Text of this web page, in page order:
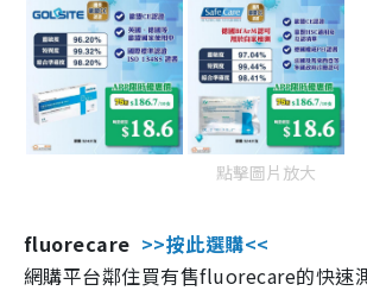
點擊圖片放大
fluorecare >>按此選購<<
網購平台鄰住買有售fluorecare的快速